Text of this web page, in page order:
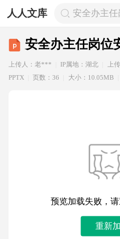
人人文库 安全办主任
安全办主任岗位
上传人：老*** IP属地：湖北 上
PPTX
页数：36 大小：10.05MB
预览加载失败，
重新